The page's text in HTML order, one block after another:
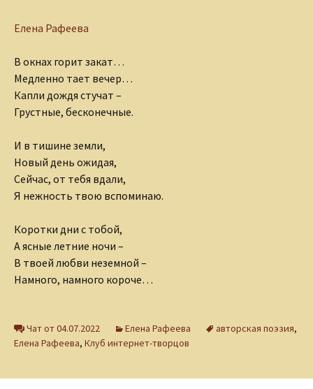
Елена Рафеева
В окнах горит закат…
Медленно тает вечер…
Капли дождя стучат –
Грустные, бесконечные.
И в тишине земли,
Новый день ожидая,
Сейчас, от тебя вдали,
Я нежность твою вспоминаю.
Коротки дни с тобой,
А ясные летние ночи –
В твоей любви неземной –
Намного, намного короче…
Чат от 04.07.2022 Елена Рафеева авторская поэзия,
Елена Рафеева, Клуб интернет-творцов